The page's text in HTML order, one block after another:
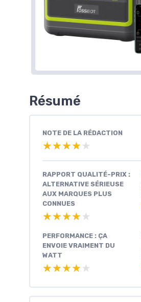
Résumé
NOTE DE LA RÉDACTION
★★★★★
★★★★★
RAPPORT QUALITÉ-PRIX :
ALTERNATIVE SÉRIEUSE
AUX MARQUES PLUS
CONNUES
★★★★★
★★★★★
PERFORMANCE : ÇA
ENVOIE VRAIMENT DU
WATT
★★★★★
★★★★★